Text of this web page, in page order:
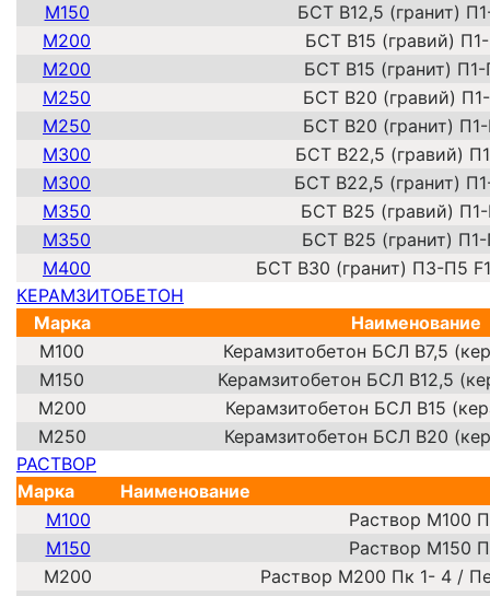
М150
БСТ В12,5 (гранит)
М200
БСТ В15 (гравий)
М200
БСТ В15 (гранит)
М250
БСТ В20 (гравий)
М250
БСТ В20 (гранит)
М300
БСТ В22,5 (гравий)
М300
БСТ В22,5 (гранит)
М350
БСТ В25 (гравий)
М350
БСТ В25 (гранит)
М400
БСТ В30 (гранит) П3-П5
КЕРАМЗИТОБЕТОН
Марка
Наименование
М100
Керамзитобетон БСЛ В7,5
М150
Керамзитобетон БСЛ В12,5
М200
Керамзитобетон БСЛ В15
М250
Керамзитобетон БСЛ В20
РАСТВОР
Марка
Наименование
М100
Раствор М100
М150
Раствор М150
М200
Раствор М200 Пк 1- 4 /